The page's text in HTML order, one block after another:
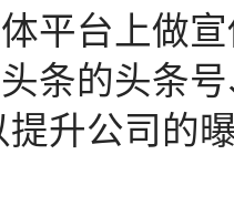
平台上做
条的头条
升公司的